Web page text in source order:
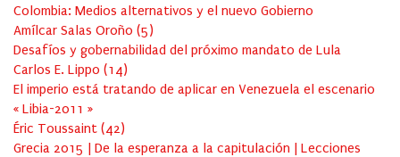
Colombia: Medios alternativos y el nuevo Gobierno
Amílcar Salas Oroño (5)
Desafíos y gobernabilidad del próximo mandato de Lula
Carlos E. Lippo (14)
El imperio está tratando de aplicar en Venezuela el escenario
« Libia-2011 »
Éric Toussaint (42)
Grecia 2015 | De la esperanza a la capitulación | Lecciones